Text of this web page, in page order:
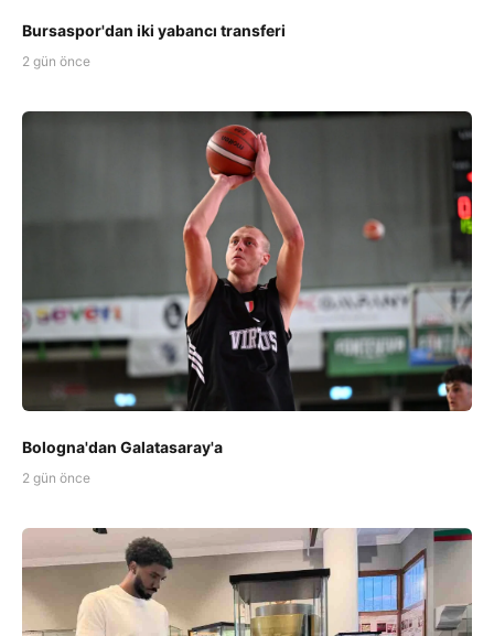
Bursaspor'dan iki yabancı transferi
2 gün önce
Bologna'dan Galatasaray'a
2 gün önce